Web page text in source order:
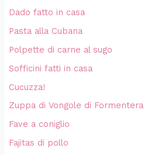
Dado fatto in casa
Pasta alla Cubana
Polpette di carne al sugo
Sofficini fatti in casa
Cucuzza!
Zuppa di Vongole di Formentera
Fave a coniglio
Fajitas di pollo